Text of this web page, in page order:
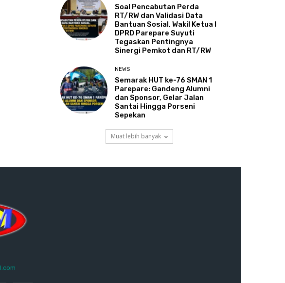
Soal Pencabutan Perda
RT/RW dan Validasi Data
Bantuan Sosial, Wakil Ketua I
DPRD Parepare Suyuti
Tegaskan Pentingnya
Sinergi Pemkot dan RT/RW
NEWS
Semarak HUT ke-76 SMAN 1
Parepare: Gandeng Alumni
dan Sponsor, Gelar Jalan
Santai Hingga Porseni
Sepekan
Muat lebih banyak